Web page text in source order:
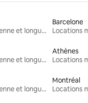
Locations moyenne et longue durée
Barcelone
Locations moyenne et longue durée
Athènes
Locations moyenne et longue durée
Montréal